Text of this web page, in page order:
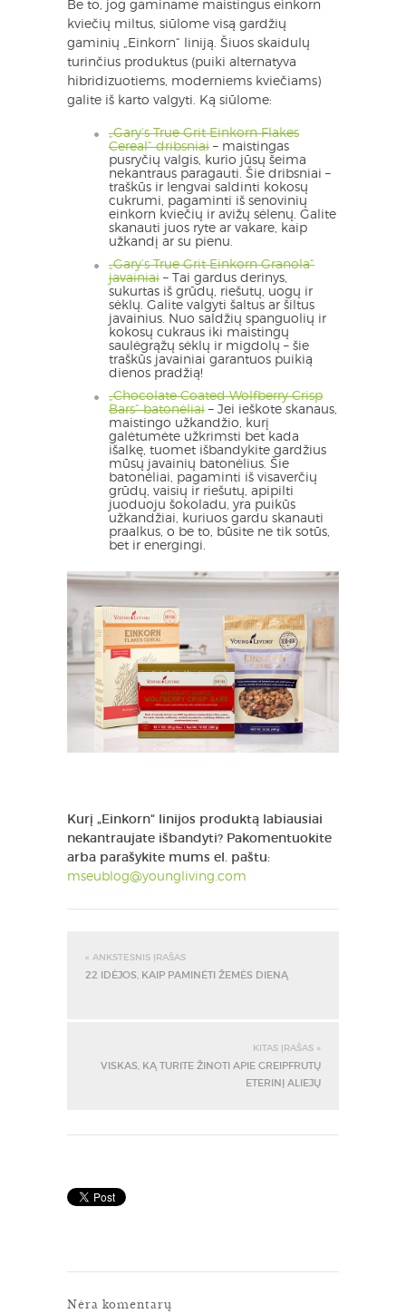
Be to, jog gaminame maistingus einkorn
kviečių miltus, siūlome visą gardžių
gaminių „Einkorn“ liniją. Šiuos skaidulų
turinčius produktus (puiki alternatyva
hibridizuotiems, moderniems kviečiams)
galite iš karto valgyti. Ką siūlome:
„Gary’s True Grit Einkorn Flakes
Cereal“ dribsniai – maistingas
pusryčių valgis, kurio jūsų šeima
nekantraus paragauti. Šie dribsniai –
traškūs ir lengvai saldinti kokosų
cukrumi, pagaminti iš senovinių
einkorn kviečių ir avižų sėlenų. Galite
skanauti juos ryte ar vakare, kaip
užkandį ar su pienu.
„Gary’s True Grit Einkorn Granola“
javainiai – Tai gardus derinys,
sukurtas iš grūdų, riešutų, uogų ir
sėklų. Galite valgyti šaltus ar šiltus
javainius. Nuo saldžių spanguolių ir
kokosų cukraus iki maistingų
saulėgrąžų sėklų ir migdolų – šie
traškūs javainiai garantuos puikią
dienos pradžią!
„Chocolate Coated Wolfberry Crisp
Bars“ batonėliai – Jei ieškote skanaus,
maistingo užkandžio, kurį
galėtumėte užkrimsti bet kada
išalkę, tuomet išbandykite gardžius
mūsų javainių batonėlius. Šie
batonėliai, pagaminti iš visaverčių
grūdų, vaisių ir riešutų, apipilti
juoduoju šokoladu, yra puikūs
užkandžiai, kuriuos gardu skanauti
praalkus, o be to, būsite ne tik sotūs,
bet ir energingi.
Kurį „Einkorn“ linijos produktą labiausiai
nekantraujate išbandyti? Pakomentuokite
arba parašykite mums el. paštu:
mseublog@youngliving.com
« ANKSTESNIS ĮRAŠAS
22 IDĖJOS, KAIP PAMINĖTI ŽEMĖS DIENĄ
KITAS ĮRAŠAS »
VISKAS, KĄ TURITE ŽINOTI APIE GREIPFRUTŲ
ETERINĮ ALIEJŲ
Nėra komentarų